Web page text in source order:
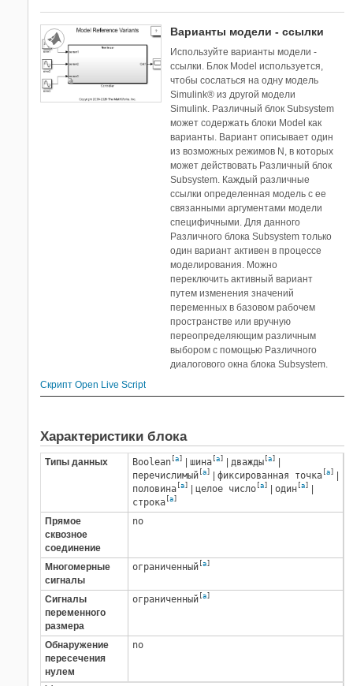
Варианты модели - ссылки
Используйте варианты модели -
ссылки. Блок Model используется,
чтобы сослаться на одну модель
Simulink® из другой модели
Simulink. Различный блок Subsystem
может содержать блоки Model как
варианты. Вариант описывает один
из возможных режимов N, в которых
может действовать Различный блок
Subsystem. Каждый различные
ссылки определенная модель с ее
связанными аргументами модели
специфичными. Для данного
Различного блока Subsystem только
один вариант активен в процессе
моделирования. Можно
переключить активный вариант
путем изменения значений
переменных в базовом рабочем
пространстве или вручную
переопределяющим различным
выбором с помощью Различного
диалогового окна блока Subsystem.
Скрипт Open Live Script
Характеристики блока
Типы данных Boolean a шина a дважды a
перечислимый a фиксированная точка a
половина a целое число a один a
строка a
Прямое
сквозное
соединение
no
Многомерные
сигналы
ограниченный a
Сигналы
переменного
размера
ограниченный a
Обнаружение
пересечения
нулем
no